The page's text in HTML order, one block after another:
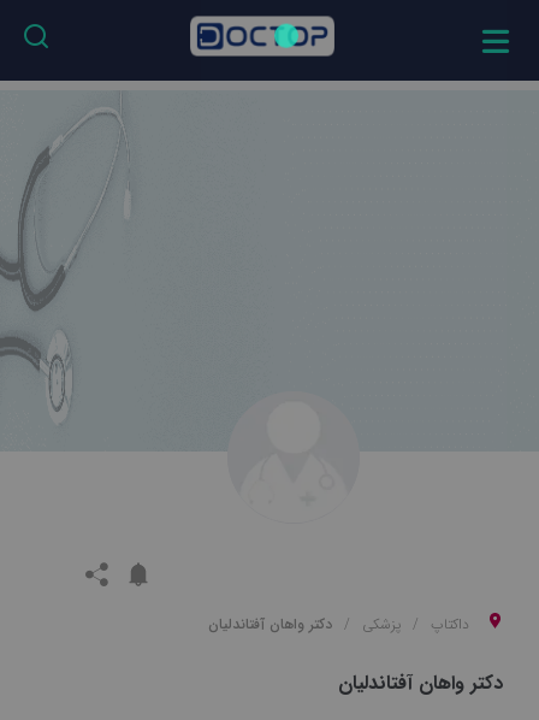
داکتاپ پزشکی دکتر واهان آفتاندلیان
دکتر واهان آفتاندلیان